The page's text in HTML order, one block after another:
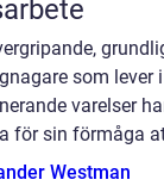
som lever
varelser
för sin förmåga
Westman